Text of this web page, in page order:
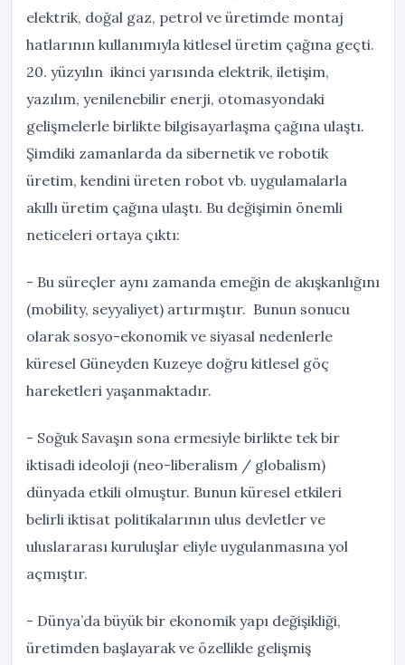
elektrik, doğal gaz, petrol ve üretimde montaj
hatlarının kullanımıyla kitlesel üretim çağına geçti.
20. yüzyılın ikinci yarısında elektrik, iletişim,
yazılım, yenilenebilir enerji, otomasyondaki
gelişmelerle birlikte bilgisayarlaşma çağına ulaştı.
Şimdiki zamanlarda da sibernetik ve robotik
üretim, kendini üreten robot vb. uygulamalarla
akıllı üretim çağına ulaştı. Bu değişimin önemli
neticeleri ortaya çıktı:
- Bu süreçler aynı zamanda emeğin de akışkanlığını
(mobility, seyyaliyet) artırmıştır. Bunun sonucu
olarak sosyo-ekonomik ve siyasal nedenlerle
küresel Güneyden Kuzeye doğru kitlesel göç
hareketleri yaşanmaktadır.
- Soğuk Savaşın sona ermesiyle birlikte tek bir
iktisadi ideoloji (neo-liberalism / globalism)
dünyada etkili olmuştur. Bunun küresel etkileri
belirli iktisat politikalarının ulus devletler ve
uluslararası kuruluşlar eliyle uygulanmasına yol
açmıştır.
- Dünya’da büyük bir ekonomik yapı değişikliği,
üretimden başlayarak ve özellikle gelişmiş